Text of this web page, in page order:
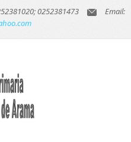
0252381473
Email: